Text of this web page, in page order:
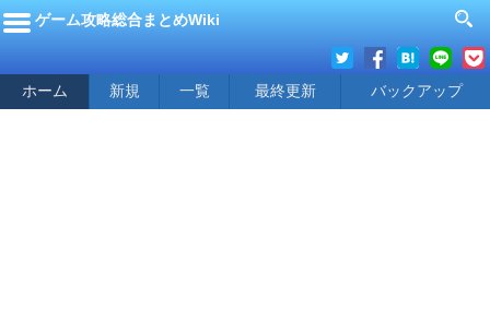
ゲーム攻略総合まとめWiki
ホーム 新規 一覧 最終更新 バックアップ